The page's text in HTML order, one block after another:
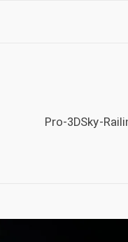
Pro-3DSky-